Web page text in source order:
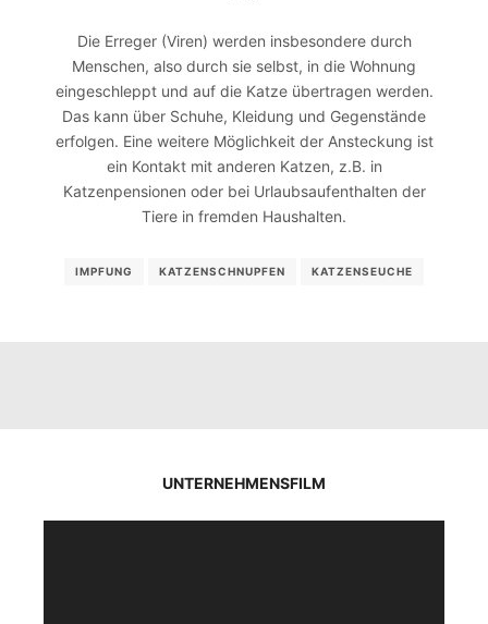
Die Erreger (Viren) werden insbesondere durch
Menschen, also durch sie selbst, in die Wohnung
eingeschleppt und auf die Katze übertragen werden.
Das kann über Schuhe, Kleidung und Gegenstände
erfolgen. Eine weitere Möglichkeit der Ansteckung ist
ein Kontakt mit anderen Katzen, z.B. in
Katzenpensionen oder bei Urlaubsaufenthalten der
Tiere in fremden Haushalten.
IMPFUNG KATZENSCHNUPFEN KATZENSEUCHE
UNTERNEHMENSFILM